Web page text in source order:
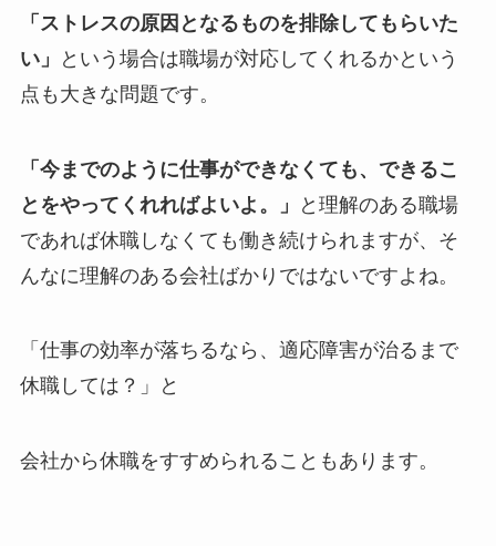
「ストレスの原因となるものを排除してもらいた
い」
という場合は職場が対応してくれるかという
点も大きな問題です。
「今までのように仕事ができなくても、できるこ
とをやってくれればよいよ。」
と理解のある職場
であれば休職しなくても働き続けられますが、 そ
んなに理解のある会社ばかりではないですよね。
「仕事の効率が落ちるなら、適応障害が治るまで
休職しては？」と
会社から休職をすすめられることもあります。